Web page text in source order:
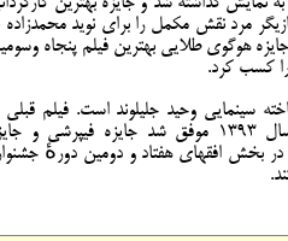
مرد نقش مکمل را برای نوید محمدزاده
هوگوی طلایی بهترین فیلم پنجاه
را کسب کرد.
سینمایی وحید جلیلوند است. فیلم قبلی
«چهارشنبه ۱۹ اردیبهشت» ساخته سال ۱۳۹۳ موفق شد جایزه فیپرشی و
در بخش افقهای هفتاد و دومین دورهٔ